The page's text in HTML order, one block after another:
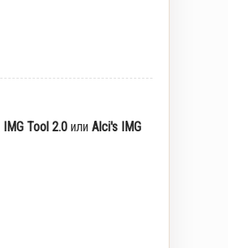
IMG Tool 2.0или Alci's IMG